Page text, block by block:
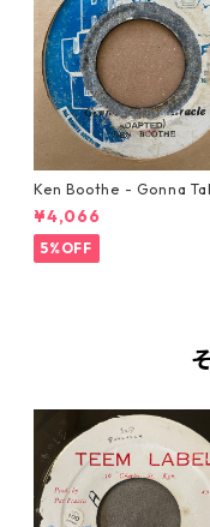
Ken Boothe - Gonna
Miracle【7-21362】
¥4,066
5%OFF